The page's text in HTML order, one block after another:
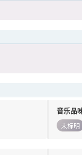
音乐品
未标明